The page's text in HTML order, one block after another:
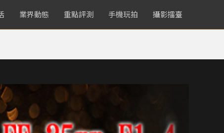
業界動態 重點評測 手機玩拍 攝影擂臺